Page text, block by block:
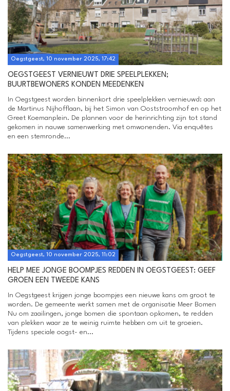
Oegstgeest, 10 november 2025, 17:42
OEGSTGEEST VERNIEUWT DRIE SPEELPLEKKEN;
BUURTBEWONERS KONDEN MEEDENKEN
In Oegstgeest worden binnenkort drie speelplekken vernieuwd: aan
de Martinus Nijhofflaan, bij het Simon van Ooststroomhof en op het
Greet Koemanplein. De plannen voor de herinrichting zijn tot stand
gekomen in nauwe samenwerking met omwonenden. Via enquêtes
en een stemronde...
Oegstgeest, 10 november 2025, 11:02
HELP MEE JONGE BOOMPJES REDDEN IN OEGSTGEEST: GEEF
GROEN EEN TWEEDE KANS
In Oegstgeest krijgen jonge boompjes een nieuwe kans om groot te
worden. De gemeente werkt samen met de organisatie Meer Bomen
Nu om zaailingen, jonge bomen die spontaan opkomen, te redden
van plekken waar ze te weinig ruimte hebben om uit te groeien.
Tijdens speciale oogst- en...